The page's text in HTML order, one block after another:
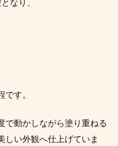
なり、
す。
で動かしながら塗り重ねる
しい外観へ仕上げていま